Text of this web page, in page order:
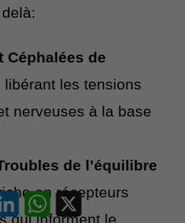
Céphalées de
libérant les tensions
nerveuses à la base
de l’équilibre
en récepteurs
qui informent le
LinkedInWhatsApp
X